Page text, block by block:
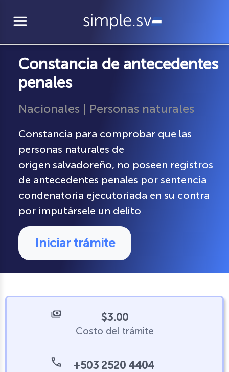
menu
Constancia de antecedentes
penales
Nacionales | Personas naturales
Constancia para comprobar que las
personas naturales de
origen salvadoreño, no poseen registros
de antecedentes penales por sentencia
condenatoria ejecutoriada en su contra
por imputársele un delito
Iniciar trámite
$3.00
Costo del trámite
+503 2520 4404